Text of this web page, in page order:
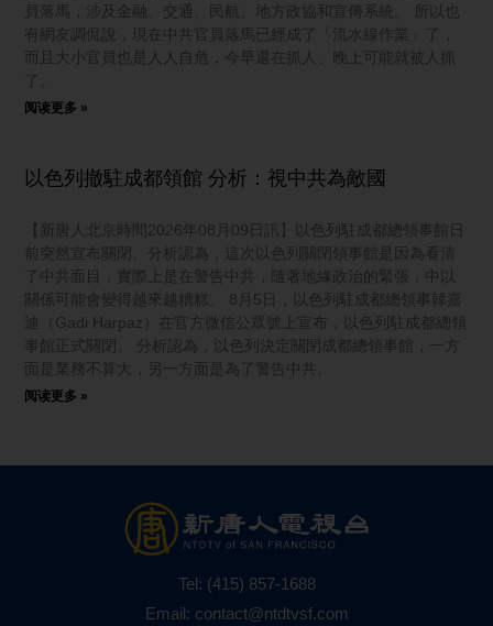
員落馬，涉及金融、交通、民航、地方政協和宣傳系統。 所以也
有網友調侃說，現在中共官員落馬已經成了「流水線作業」了，
而且大小官員也是人人自危，今早還在抓人、晚上可能就被人抓
了。
阅读更多 »
以色列撤駐成都領館 分析：視中共為敵國
【新唐人北京時間2026年08月09日訊】以色列駐成都總領事館日
前突然宣布關閉。分析認為，這次以色列關閉領事館是因為看清
了中共面目，實際上是在警告中共，隨著地緣政治的緊張，中以
關係可能會變得越來越糟糕。 8月5日，以色列駐成都總領事韓嘉
迪（Gadi Harpaz）在官方微信公眾號上宣布，以色列駐成都總領
事館正式關閉。 分析認為，以色列決定關閉成都總領事館，一方
面是業務不算大，另一方面是為了警告中共。
阅读更多 »
Tel: (415) 857-1688
Email: contact@ntdtvsf.com